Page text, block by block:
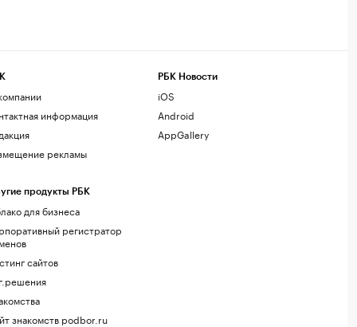
информация
рекламы
продукты РБК
для бизнеса
регистратор
сайтов
знакомств podbor.ru
РБК Новости
iOS
Android
AppGallery